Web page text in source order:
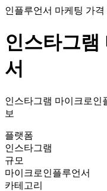
인플루언서 마케팅 가격
인스타그램
서
인스타그램 마이크로인
보
플랫폼
인스타그램
규모
마이크로인플루언서
카테고리